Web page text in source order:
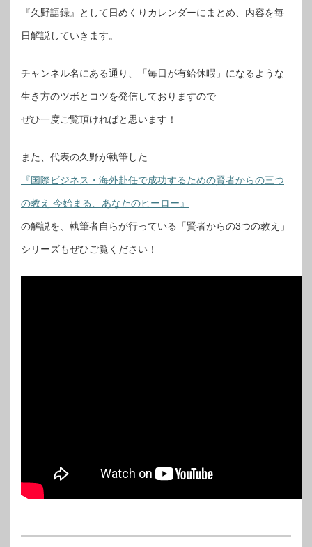
『久野語録』として日めくりカレンダーにまとめ、内容を毎
日解説していきます。
チャンネル名にある通り、「毎日が有給休暇」になるような
生き方のツボとコツを発信しておりますので
ぜひ一度ご覧頂ければと思います！
また、代表の久野が執筆した
『国際ビジネス・海外赴任で成功するための賢者からの三つ
の教え 今始まる、あなたのヒーロー』
の解説を、執筆者自らが行っている「賢者からの3つの教え」
シリーズもぜひご覧ください！